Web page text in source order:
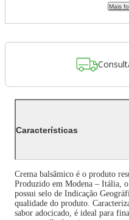
Mais
Características
Crema balsâmico é o produto
Produzido em Modena – Itália,
possui selo de Indicação
qualidade do produto.
sabor adocicado, é ideal para